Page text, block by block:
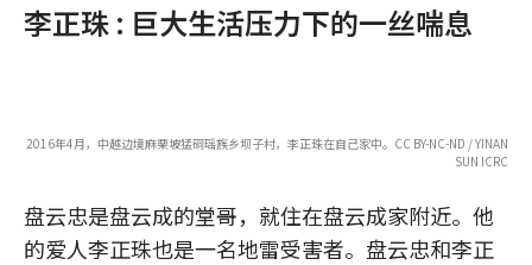
李正珠 : 巨大生活压力下的一丝喘息
2016年4月，中越边境麻栗坡猛硐瑶族乡坝子村，李正珠在自己家中。CC BY-NC-ND / YINAN
SUN ICRC
盘云忠是盘云成的堂哥，就住在盘云成家附近。他
的爱人李正珠也是一名地雷受害者。盘云忠和李正